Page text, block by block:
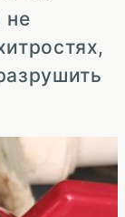
не